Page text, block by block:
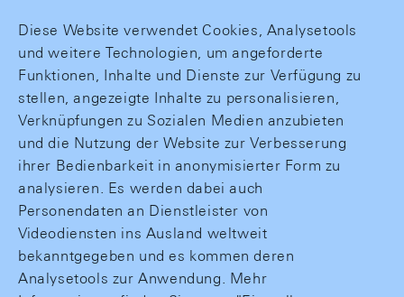
Diese Website verwendet Cookies, Analysetools
und weitere Technologien, um angeforderte
Funktionen, Inhalte und Dienste zur Verfügung zu
stellen, angezeigte Inhalte zu personalisieren,
Verknüpfungen zu Sozialen Medien anzubieten
und die Nutzung der Website zur Verbesserung
ihrer Bedienbarkeit in anonymisierter Form zu
analysieren. Es werden dabei auch
Personendaten an Dienstleister von
Videodiensten ins Ausland weltweit
bekanntgegeben und es kommen deren
Analysetools zur Anwendung. Mehr